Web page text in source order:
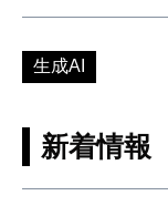
生成AI
新着情報